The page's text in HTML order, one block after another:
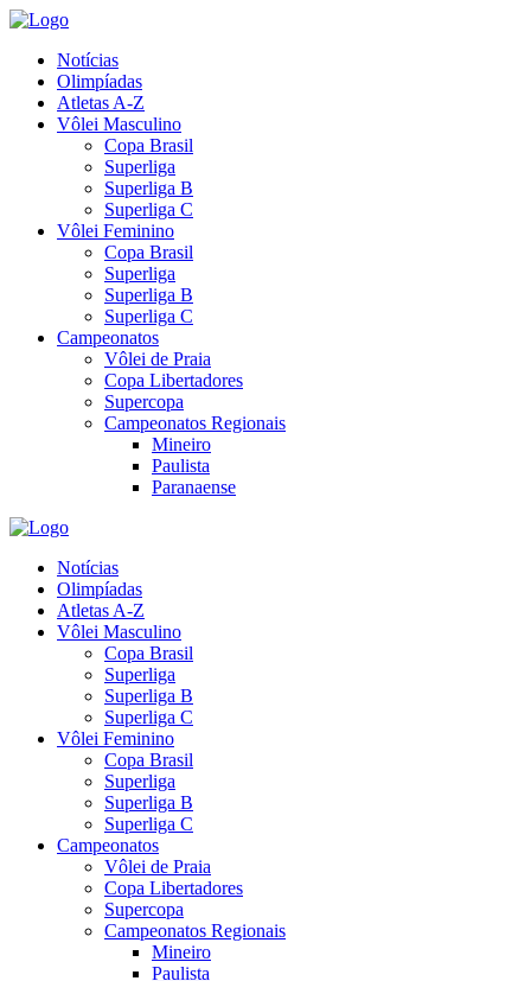
Notícias
Olimpíadas
Atletas A-Z
Vôlei Masculino
Copa Brasil
Superliga
Superliga B
Superliga C
Vôlei Feminino
Copa Brasil
Superliga
Superliga B
Superliga C
Campeonatos
Vôlei de Praia
Copa Libertadores
Supercopa
Campeonatos Regionais
Mineiro
Paulista
Paranaense
Notícias
Olimpíadas
Atletas A-Z
Vôlei Masculino
Copa Brasil
Superliga
Superliga B
Superliga C
Vôlei Feminino
Copa Brasil
Superliga
Superliga B
Superliga C
Campeonatos
Vôlei de Praia
Copa Libertadores
Supercopa
Campeonatos Regionais
Mineiro
Paulista